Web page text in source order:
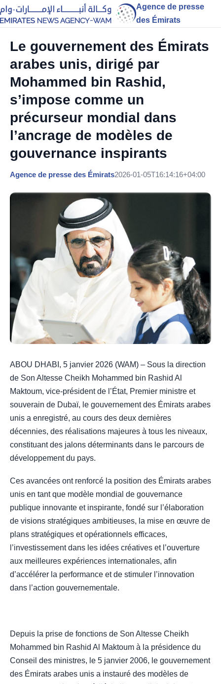
Agence de presse
des Émirats
Le gouvernement des Émirats
arabes unis, dirigé par
Mohammed bin Rashid,
s’impose comme un
précurseur mondial dans
l’ancrage de modèles de
gouvernance inspirants
Agence de presse des Émirats2026-01-05T16:14:16+04:00
ABOU DHABI, 5 janvier 2026 (WAM) – Sous la direction
de Son Altesse Cheikh Mohammed bin Rashid Al
Maktoum, vice-président de l’État, Premier ministre et
souverain de Dubaï, le gouvernement des Émirats arabes
unis a enregistré, au cours des deux dernières
décennies, des réalisations majeures à tous les niveaux,
constituant des jalons déterminants dans le parcours de
développement du pays.
Ces avancées ont renforcé la position des Émirats arabes
unis en tant que modèle mondial de gouvernance
publique innovante et inspirante, fondé sur l’élaboration
de visions stratégiques ambitieuses, la mise en œuvre de
plans stratégiques et opérationnels efficaces,
l’investissement dans les idées créatives et l’ouverture
aux meilleures expériences internationales, afin
d’accélérer la performance et de stimuler l’innovation
dans l’action gouvernementale.
Depuis la prise de fonctions de Son Altesse Cheikh
Mohammed bin Rashid Al Maktoum à la présidence du
Conseil des ministres, le 5 janvier 2006, le gouvernement
des Émirats arabes unis a instauré des modèles de